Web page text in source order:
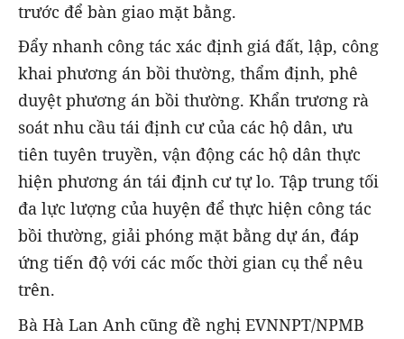
trước để bàn giao mặt bằng.
Đẩy nhanh công tác xác định giá đất, lập, công
khai phương án bồi thường, thẩm định, phê
duyệt phương án bồi thường. Khẩn trương rà
soát nhu cầu tái định cư của các hộ dân, ưu
tiên tuyên truyền, vận động các hộ dân thực
hiện phương án tái định cư tự lo. Tập trung tối
đa lực lượng của huyện để thực hiện công tác
bồi thường, giải phóng mặt bằng dự án, đáp
ứng tiến độ với các mốc thời gian cụ thể nêu
trên.
Bà Hà Lan Anh cũng đề nghị EVNNPT/NPMB